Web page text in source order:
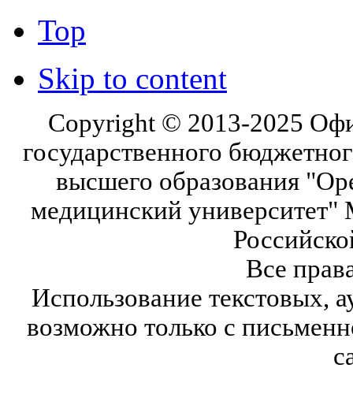
Top
Skip to content
Copyright © 2013-2025
государственного
высшего образования
медицинский университет"
Все
Использование текстовых,
возможно только с